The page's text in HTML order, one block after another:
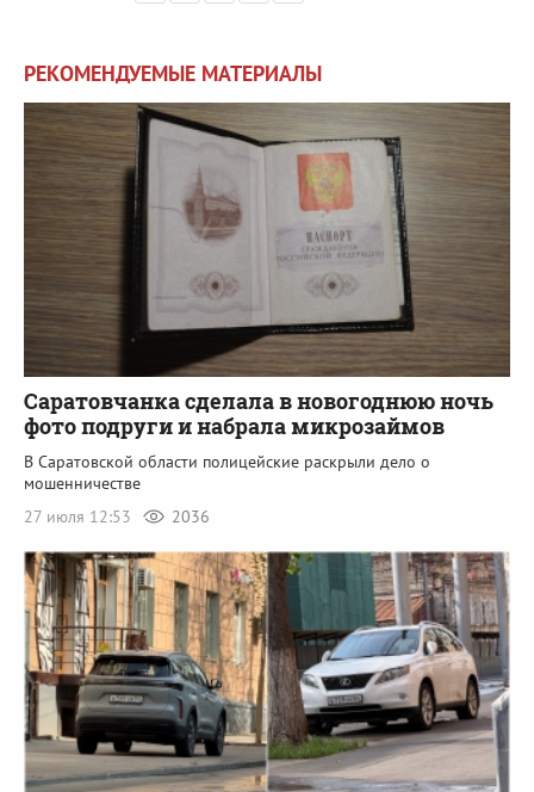
РЕКОМЕНДУЕМЫЕ МАТЕРИАЛЫ
Саратовчанка сделала в новогоднюю ночь
фото подруги и набрала микрозаймов
В Саратовской области полицейские раскрыли дело о
мошенничестве
27 июля 12:53
2036